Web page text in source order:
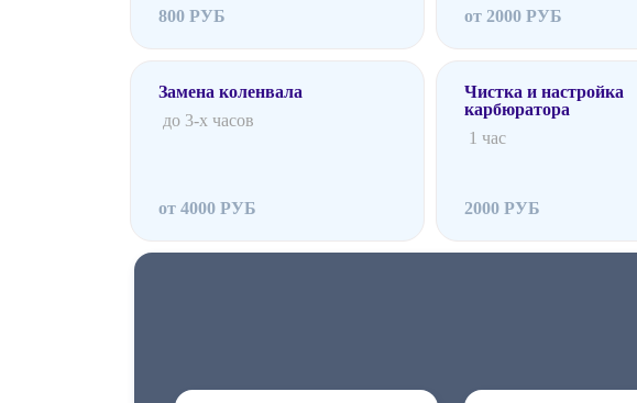
800 РУБ от 2000 РУБ
Замена коленвала
до 3-х часов
от 4000 РУБ
Чистка и настройка
карбюратора
1 час
2000 РУБ